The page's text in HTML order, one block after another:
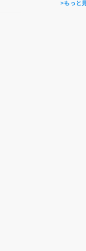
>もっと